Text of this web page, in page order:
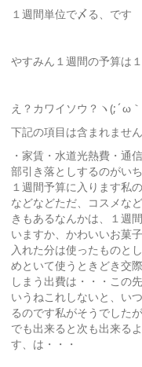
１週間単位で〆る、です
やすみん１週間の予算は
え？カワイソウ？ヽ(;´ω
下記の項目は含まれません
・家賃・水道光熱費・通
部引き落としするのがい
１週間予算に入ります私
などなどただ、コスメな
きもあるなんかは、１週
いますか、かわいいお菓
入れた分は使ったものと
めといて使うときどき交
しまう出費は・・・この
いうねこれしないと、い
るのです私がそうでした
でも出来ると次も出来る
す、は・・・